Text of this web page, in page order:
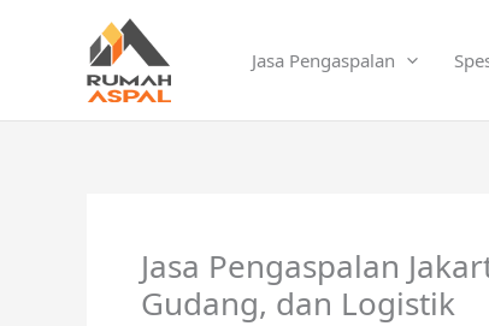
Jasa Pengaspalan
Jasa Pengaspalan
Gudang, dan Logistik